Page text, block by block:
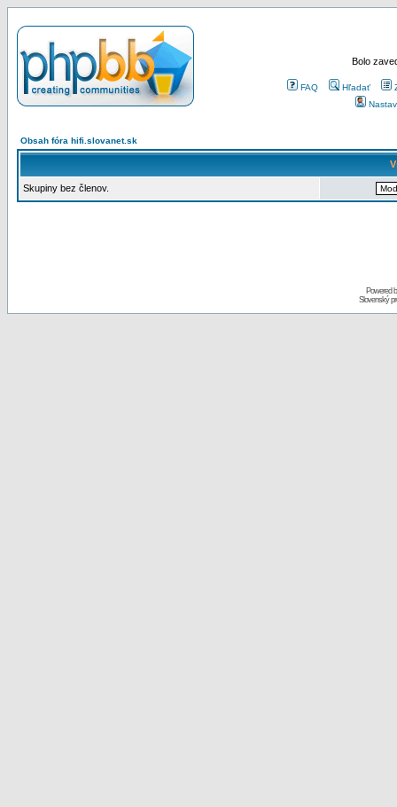
Bolo
FAQ Hľadať
Obsah fóra hifi.slovanet.sk
Skupiny bez členov.
Powered
Slovenský